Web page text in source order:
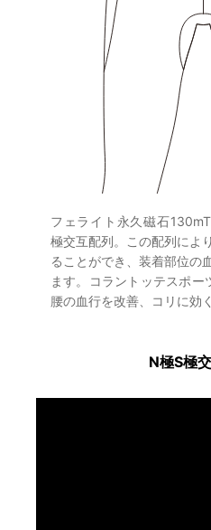
フェライト永久磁石
極交互配列。この配列によ
ることができ、装着部位の
ます。コラントッテスポ
腰の血行を改善、コリに効
N極S極